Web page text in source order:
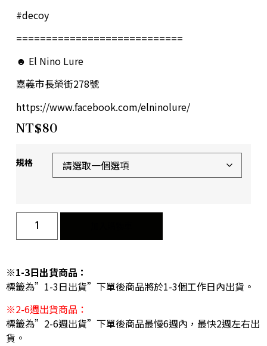
#decoy
============================
☻ El Nino Lure
嘉義市長榮街278號
https://www.facebook.com/elninolure/
NT$80
規格
※1-3日出貨商品：
標籤為”1-3日出貨”下單後商品將於1-3個工作日內出貨。
※2-6週出貨商品：
標籤為”2-6週出貨”下單後商品最慢6週內，最快2週左右出
貨。